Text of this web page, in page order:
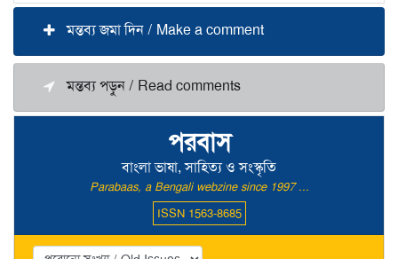
পরবাস
বাংলা ভাষা, সাহিত্য ও সংস্কৃতি
Parabaas, a Bengali webzine since 1997 ...
ISSN 1563-8685
মন্তব্য জমা দিন / Make a comment
মন্তব্য পড়ুন / Read comments